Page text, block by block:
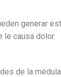
generar
causa dolor.
de la